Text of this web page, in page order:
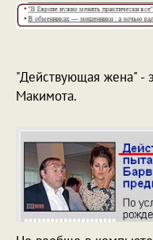
"Действующая жена" -
Макимота.